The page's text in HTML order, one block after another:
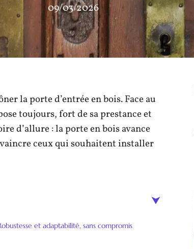
09/03/2026
la porte d’entrée en bois. Face au
toujours, fort de sa prestance et
d’allure : la porte en bois avance
ceux qui souhaitent installer
et adaptabilité, sans compromis